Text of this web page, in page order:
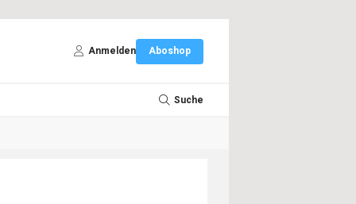
Anmelden Aboshop
Suche